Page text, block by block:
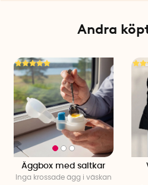
Andra
Äggbox med saltkar
Inga krossade ägg i väskan